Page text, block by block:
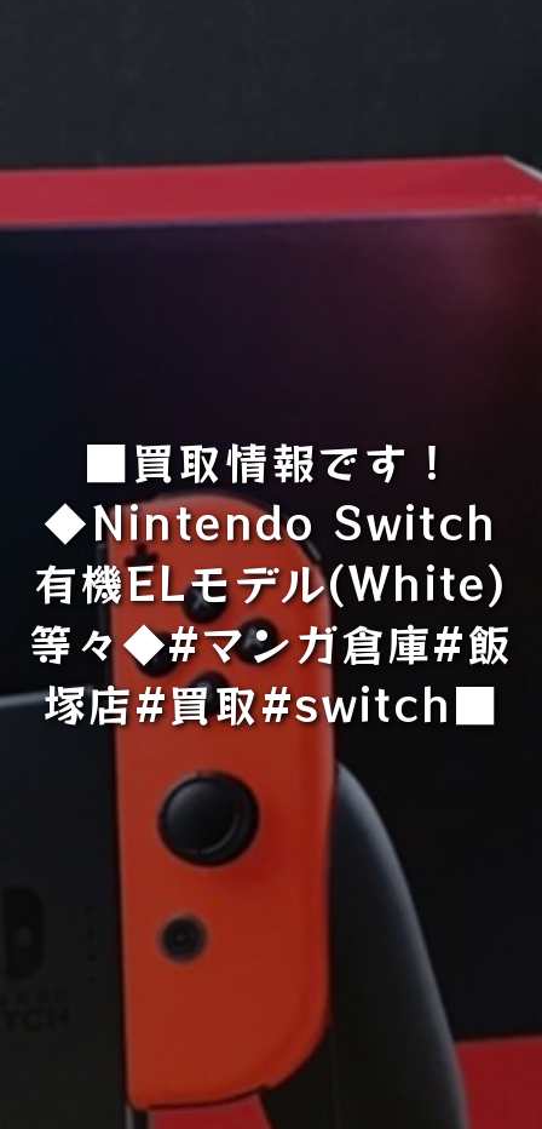
■買取情報です！
◆Nintendo Switch
有機ELモデル(White)
等々◆#マンガ倉庫#飯
塚店#買取#switch■